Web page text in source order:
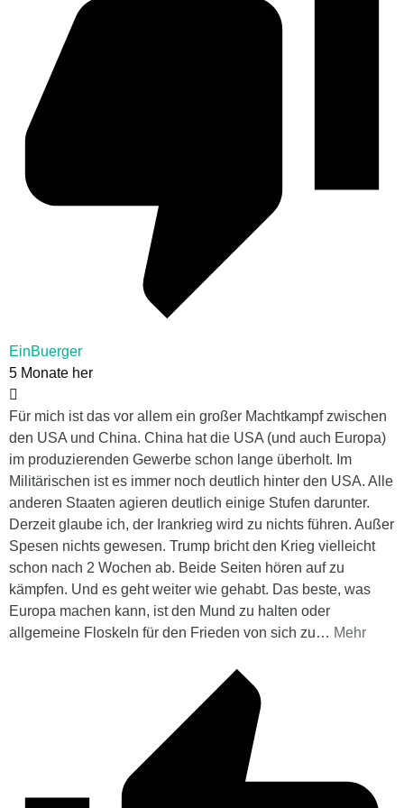
EinBuerger
5 Monate her
Für mich ist das vor allem ein großer Machtkampf zwischen
den USA und China. China hat die USA (und auch Europa)
im produzierenden Gewerbe schon lange überholt. Im
Militärischen ist es immer noch deutlich hinter den USA. Alle
anderen Staaten agieren deutlich einige Stufen darunter.
Derzeit glaube ich, der Irankrieg wird zu nichts führen. Außer
Spesen nichts gewesen. Trump bricht den Krieg vielleicht
schon nach 2 Wochen ab. Beide Seiten hören auf zu
kämpfen. Und es geht weiter wie gehabt. Das beste, was
Europa machen kann, ist den Mund zu halten oder
allgemeine Floskeln für den Frieden von sich zu… Mehr